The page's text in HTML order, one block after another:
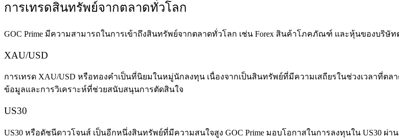
การเทรดสินทรัพย์จากตลาดทั่วโลก
GOC Prime มีความสามารถในการเข้าถึงสินทรัพย์จากตลาดทั่วโลก เช่น Forex สินค้าโภคภัณฑ์ และหุ้นของบริษั
XAU/USD
การเทรด XAU/USD หรือทองคำเป็นที่นิยมในหมู่นักลงทุน เนื่องจากเป็นสินทรัพย์ที่มีความเสถียรในช่วงเวลาที่ตล
ข้อมูลและการวิเคราะห์ที่ช่วยสนับสนุนการตัดสินใจ
US30
US30 หรือดัชนีดาวโจนส์ เป็นอีกหนึ่งสินทรัพย์ที่มีความสนใจสูง GOC Prime มอบโอกาสในการลงทุนใน US30 ผ่